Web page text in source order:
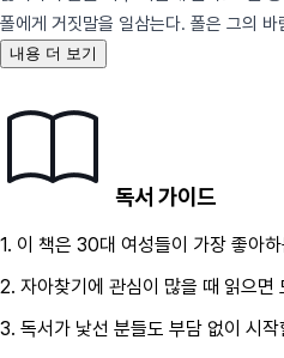
폴에게 거짓말을 일삼는다. 폴은 그의 바
내용 더 보기
독서 가이드
1. 이 책은 30대 여성들이 가장 좋아
2. 자아찾기 에 관심이 많을 때 읽으면
3. 독서가 낯선 분들도 부담 없이 시